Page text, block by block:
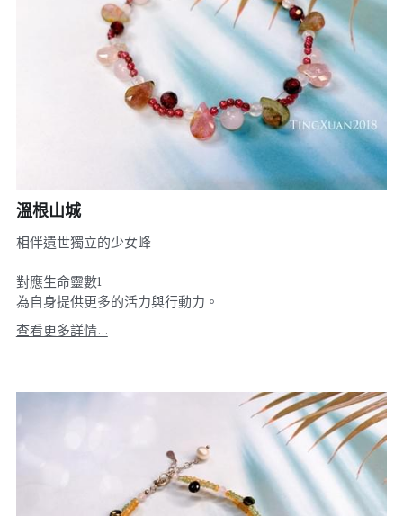
溫根山城
相伴遺世獨立的少女峰
對應生命靈數1
為自身提供更多的活力與行動力。
查看更多詳情...